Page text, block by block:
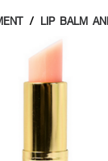
/ LIP BALM